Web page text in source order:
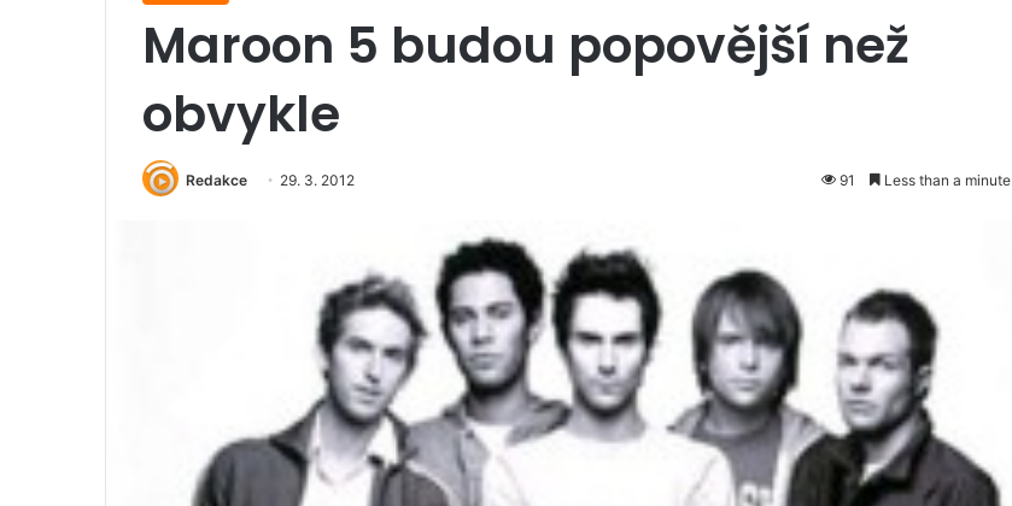
Maroon 5 budou popovější než
obvykle
Redakce 29. 3. 2012 91 Less than a minute